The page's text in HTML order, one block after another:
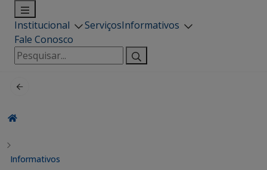
Institucional ServiçosInformativos
Fale Conosco
Pesquisar
por:
Informativos